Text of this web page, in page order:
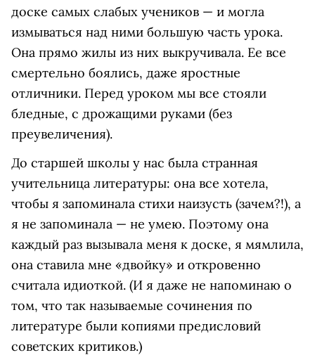
доске самых слабых учеников — и могла
измываться над ними большую часть урока.
Она прямо жилы из них выкручивала. Ее все
смертельно боялись, даже яростные
отличники. Перед уроком мы все стояли
бледные, с дрожащими руками (без
преувеличения).
До старшей школы у нас была странная
учительница литературы: она все хотела,
чтобы я запоминала стихи наизусть (зачем?!), а
я не запоминала — не умею. Поэтому она
каждый раз вызывала меня к доске, я мямлила,
она ставила мне «двойку» и откровенно
считала идиоткой. (И я даже не напоминаю о
том, что так называемые сочинения по
литературе были копиями предисловий
советских критиков.)